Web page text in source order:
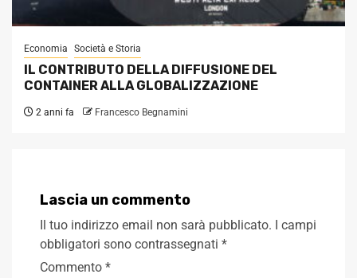
Economia Società e Storia
IL CONTRIBUTO DELLA DIFFUSIONE DEL
CONTAINER ALLA GLOBALIZZAZIONE
2 anni fa Francesco Begnamini
Lascia un commento
Il tuo indirizzo email non sarà pubblicato. I campi
obbligatori sono contrassegnati *
Commento *